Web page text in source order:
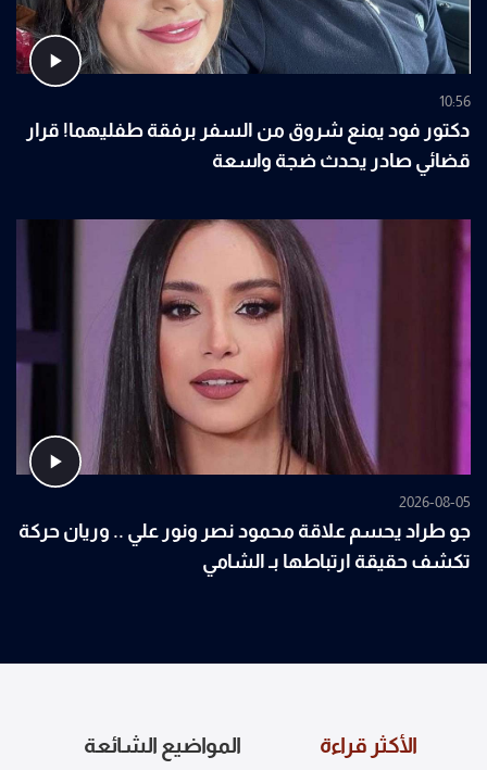
10:56
دكتور فود يمنع شروق من السفر برفقة طفليهما! قرار
قضائي صادر يحدث ضجة واسعة
2026-08-05
جو طراد يحسم علاقة محمود نصر ونور علي .. وريان حركة
تكشف حقيقة ارتباطها بـ الشامي
الأكثر قراءة المواضيع الشائعة